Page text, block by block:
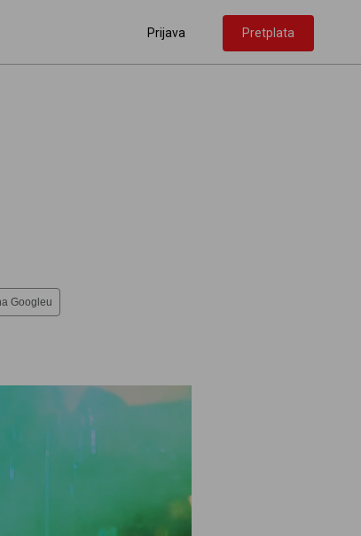
Prijava Pretplata
Googleu